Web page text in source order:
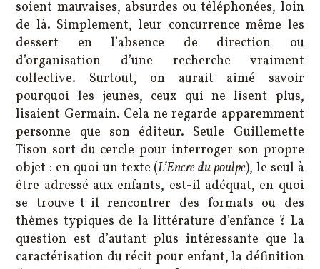
soient mauvaises, absurdes ou téléphonées, loin
de là. Simplement, leur concurrence même les
dessert en l’absence de direction ou
d’organisation d’une recherche vraiment
collective. Surtout, on aurait aimé savoir
pourquoi les jeunes, ceux qui ne lisent plus,
lisaient Germain. Cela ne regarde apparemment
personne que son éditeur. Seule Guillemette
Tison sort du cercle pour interroger son propre
objet : en quoi un texte (L’Encre du poulpe), le seul à
être adressé aux enfants, est-il adéquat, en quoi
se trouve-t-il rencontrer des formats ou des
thèmes typiques de la littérature d’enfance ? La
question est d’autant plus intéressante que la
caractérisation du récit pour enfant, la définition